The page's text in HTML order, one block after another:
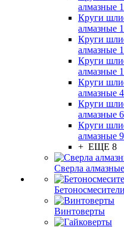
алмазные
Круги
алмазные
Круги
алмазные
Круги
алмазные
Круги
алмазные
Круги
алмазные
Круги
алмазные
+ ЕЩЕ 8
Сверла алмазные
Бетоносмесители
Винтоверты